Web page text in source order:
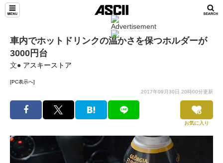
車内でホットドリンクの温かさを保つホルダーが
3000円台
文● アスキーストア
[PC表示へ]
2017年09月30日 20時00分更新
お気に入り